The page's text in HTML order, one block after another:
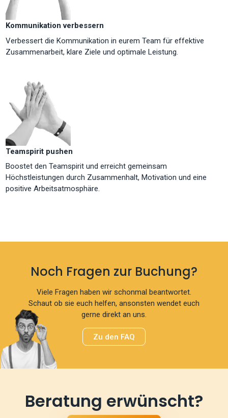
Kommunikation verbessern
Verbessert die Kommunikation in eurem Team für effektive
Zusammenarbeit, klare Ziele und optimale Leistung.
Teamspirit pushen
Boostet den Teamspirit und erreicht gemeinsam
Höchstleistungen durch Zusammenhalt, Motivation und eine
positive Arbeitsatmosphäre.
Noch Fragen zur Buchung?
Viele Fragen haben wir schonmal beantwortet.
Schaut ob sie euch helfen, ansonsten wendet euch
gerne direkt an uns.
Zu den FAQ
Beratung erwünscht?